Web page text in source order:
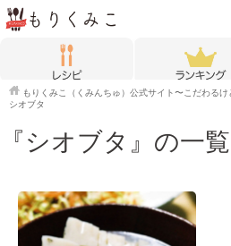
もりくみこ（くみんちゅ）公式サイト〜こだわるけ
シオブタ
『シオブタ』の一覧